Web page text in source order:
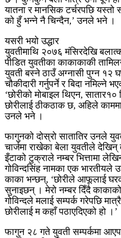
यातना र मानसिक टर्चरपछि
को हुँ भन्ने नै चिन्दैन,’ उनले भने ।
यसरी भयो उद्धार
युवतीमाथि २०७६ मंसिरदेखि
पीडित युवतीका काकाकाकी
युवती बस्ने ठाउँ अग्नासी पुग्न १२
चौकीदारी गर्नुपर्ने र बिदा नमिल्ने
‘छोरीको मोबाइल थिएन,
छोरीलाई ठीकठाक छ, अहिले
उनले भने ।
फागुनको दोस्रो सातातिर उनले
चार्जमा राखेका बेला युवतीले
इँटाको टुक्राले नम्बर भित्तामा
गोविन्दसिंह नामका एक
काका भन्छन्, ‘छोरीले आफूलाई
सुनाइछन् । मेरो नम्बर दिँदै
गोविन्दले मलाई सम्पर्क गरेपछि
छोरीलाई म कहाँ पठाएदिएको हो ।’
फागुन २८ गते युवती सम्पर्कमा